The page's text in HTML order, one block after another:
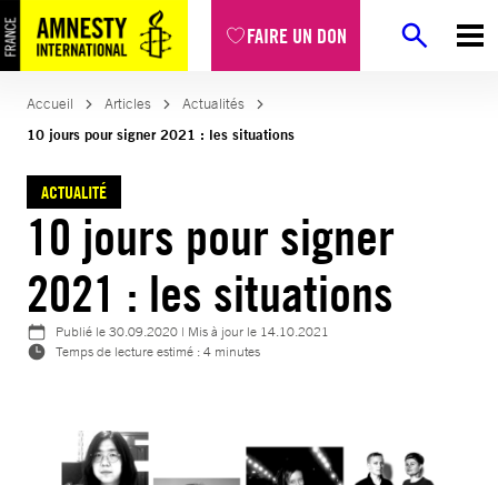
FAIRE UN DON
Aller
au
contenu
Accueil Articles
Actualités
10 jours pour signer 2021 : les situations
ACTUALITÉ
10 jours pour signer
2021 : les situations
Publié le30.09.2020 | Mis à jour le 14.10.2021
Temps de lecture estimé : 4 minutes